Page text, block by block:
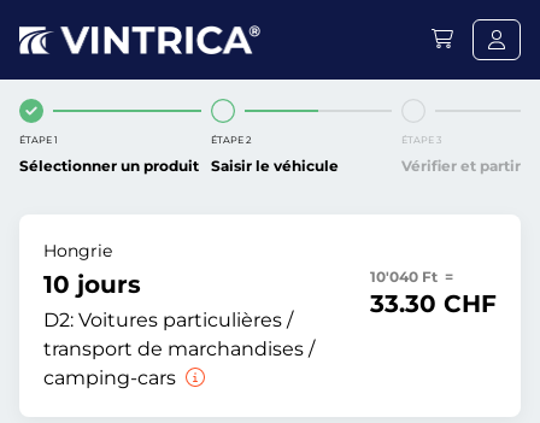
ÉTAPE 1
Sélectionner un produit
ÉTAPE 2
Saisir le véhicule
ÉTAPE 3
Vérifier et partir
Hongrie
10 jours
D2: Voitures particulières /
transport de marchandises /
camping-cars
10'040 Ft =
33.30 CHF